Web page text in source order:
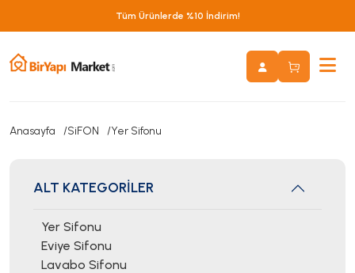
Tüm Ürünlerde %10 İndirim!
Anasayfa SiFON Yer Sifonu
ALT KATEGORİLER
Yer Sifonu
Eviye Sifonu
Lavabo Sifonu